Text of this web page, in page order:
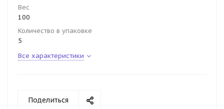
Вес
100
Количество в упаковке
5
Все характеристики
Поделиться